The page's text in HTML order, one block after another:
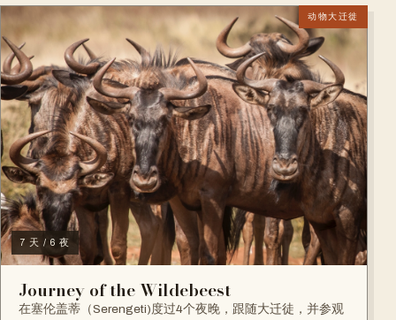
动物大迁徙
7 天 / 6 夜
Journey of the Wildebeest
在塞伦盖蒂（Serengeti)度过4个夜晚，跟随大迁徒，并参观